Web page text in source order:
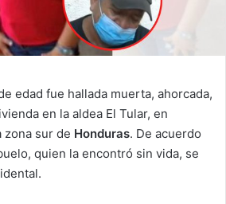
edad fue hallada muerta, ahorcada,
en la aldea El Tular, en
zona sur de Honduras. De acuerdo
quien la encontró sin vida, se